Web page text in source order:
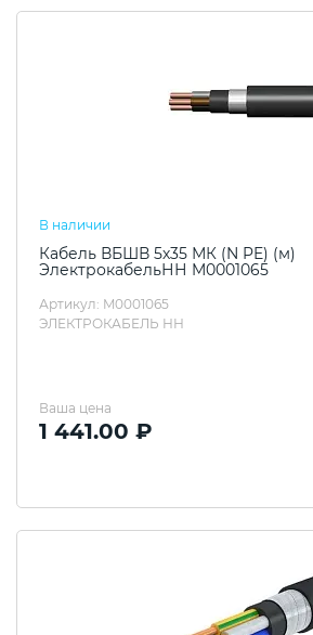
В наличии
Кабель ВБШВ 5х35 МК (N PE) (м)
ЭлектрокабельНН M0001065
Артикул: M0001065
ЭЛЕКТРОКАБЕЛЬ НН
Ваша цена
1 441.00 ₽